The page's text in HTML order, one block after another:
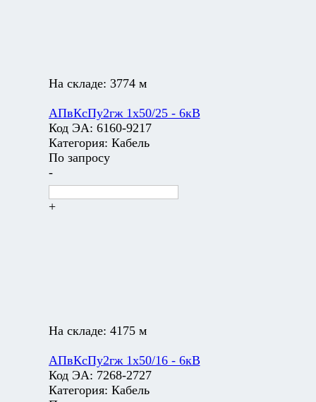
На складе: 3774 м
АПвКсПу2гж 1х50/25 - 6кВ
Код ЭА: 6160-9217
Категория: Кабель
По запросу
-
+
На складе: 4175 м
АПвКсПу2гж 1х50/16 - 6кВ
Код ЭА: 7268-2727
Категория: Кабель